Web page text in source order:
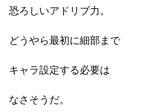
恐ろしいアドリブ力。
どうやら最初に細部まで
キャラ設定する必要は
なさそうだ。